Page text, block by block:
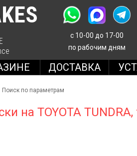
с 10-00 до 17-00
по рабочим дням
ДОСТАВКА
Поиск по параметрам
на TOYOTA